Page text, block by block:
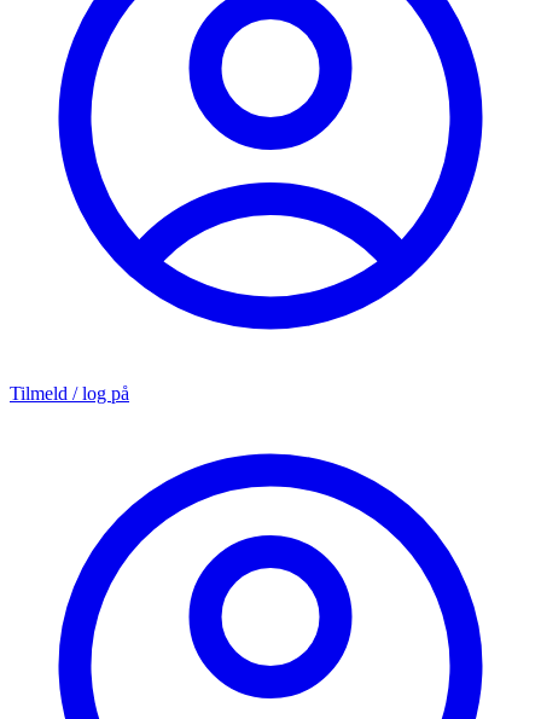
Tilmeld / log på